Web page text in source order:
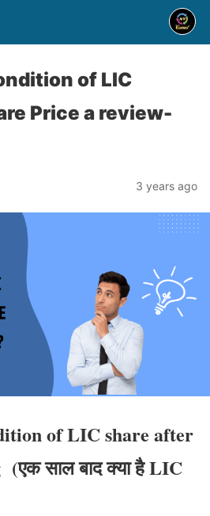
of LIC
Price a review-
3 years ago
of LIC share after
साल बाद क्या है LIC